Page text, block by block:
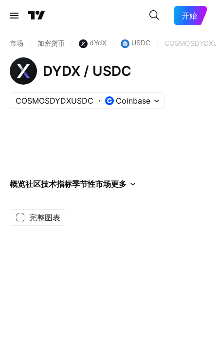
开始
市场 加密货币 dYdX USDC
DYDX / USDC
COSMOSDYDXUSDC Coinbase
概览社区技术指标季节性市场更多
完整图表